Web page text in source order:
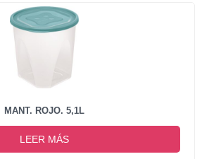
MANT. ROJO. 5,1L
LEER MÁS